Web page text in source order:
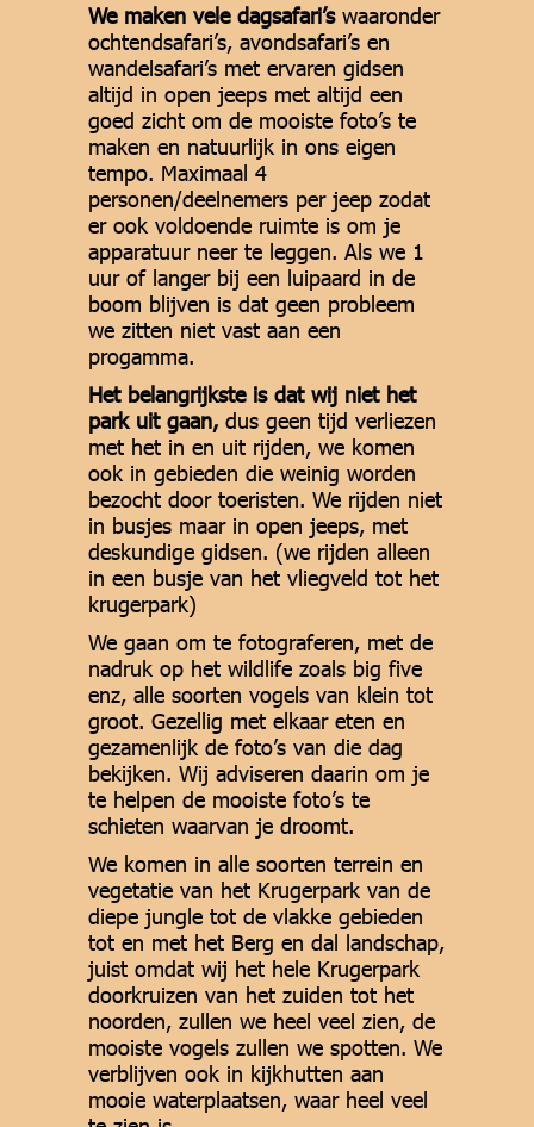
We maken vele dagsafari’swaaronder
ochtendsafari’s, avondsafari’s en
wandelsafari’s met ervaren gidsen
altijd in open jeeps met altijd een
goed zicht om de mooiste foto’s te
maken en natuurlijk in ons eigen
tempo. Maximaal 4
personen/deelnemers per jeep zodat
er ook voldoende ruimte is om je
apparatuur neer te leggen. Als we 1
uur of langer bij een luipaard in de
boom blijven is dat geen probleem
we zitten niet vast aan een
progamma.
Het belangrijkste is dat wij niet het
park uit gaan,dus geen tijd verliezen
met het in en uit rijden, we komen
ook in gebieden die weinig worden
bezocht door toeristen. We rijden niet
in busjes maar in open jeeps, met
deskundige gidsen. (we rijden alleen
in een busje van het vliegveld tot het
krugerpark)
We gaan om te fotograferen, met de
nadruk op het wildlife zoals big five
enz, alle soorten vogels van klein tot
groot. Gezellig met elkaar eten en
gezamenlijk de foto’s van die dag
bekijken. Wij adviseren daarin om je
te helpen de mooiste foto’s te
schieten waarvan je droomt.
We komen in alle soorten terrein en
vegetatie van het Krugerpark van de
diepe jungle tot de vlakke gebieden
tot en met het Berg en dal landschap,
juist omdat wij het hele Krugerpark
doorkruizen van het zuiden tot het
noorden, zullen we heel veel zien, de
mooiste vogels zullen we spotten. We
verblijven ook in kijkhutten aan
mooie waterplaatsen, waar heel veel